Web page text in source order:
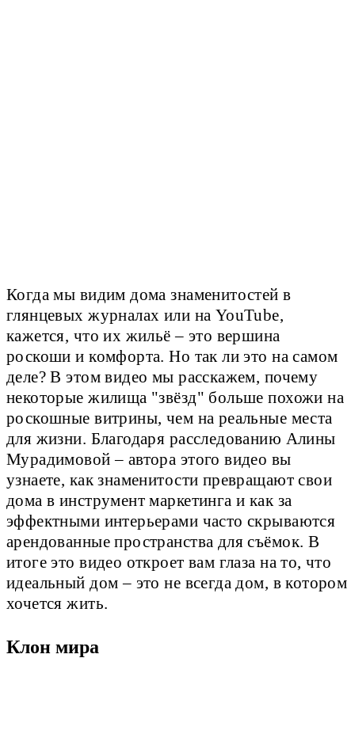
Когда мы видим дома знаменитостей в
глянцевых журналах или на YouTube,
кажется, что их жильё – это вершина
роскоши и комфорта. Но так ли это на самом
деле? В этом видео мы расскажем, почему
некоторые жилища "звёзд" больше похожи на
роскошные витрины, чем на реальные места
для жизни. Благодаря расследованию Алины
Мурадимовой – автора этого видео вы
узнаете, как знаменитости превращают свои
дома в инструмент маркетинга и как за
эффектными интерьерами часто скрываются
арендованные пространства для съёмок. В
итоге это видео откроет вам глаза на то, что
идеальный дом – это не всегда дом, в котором
хочется жить.
Клон мира